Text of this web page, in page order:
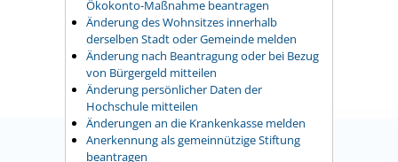
Ökokonto-Maßnahme beantragen
Änderung des Wohnsitzes innerhalb
derselben Stadt oder Gemeinde melden
Änderung nach Beantragung oder bei Bezug
von Bürgergeld mitteilen
Änderung persönlicher Daten der
Hochschule mitteilen
Änderungen an die Krankenkasse melden
Anerkennung als gemeinnützige Stiftung
beantragen